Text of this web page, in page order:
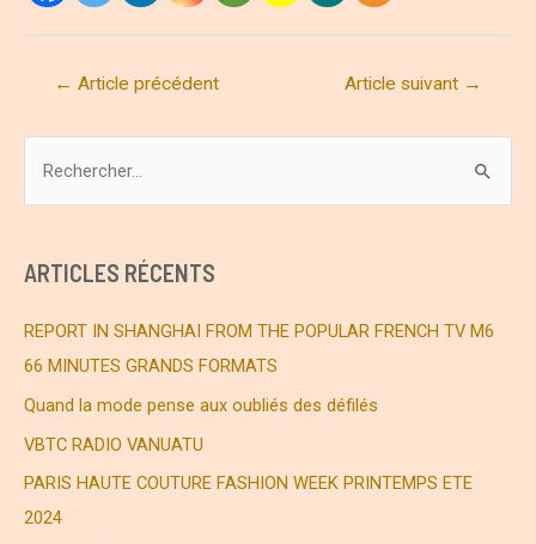
Navigation
l’article
← Article précédent Article suivant →
r
c
h
ARTICLES RÉCENTS
REPORT IN SHANGHAI FROM THE POPULAR FRENCH TV M6
66 MINUTES GRANDS FORMATS
Quand la mode pense aux oubliés des défilés
VBTC RADIO VANUATU
PARIS HAUTE COUTURE FASHION WEEK PRINTEMPS ETE
2024